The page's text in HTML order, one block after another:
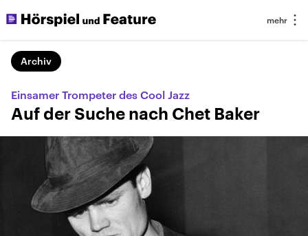
Archiv
Einsamer Trompeter des Cool Jazz
Auf der Suche nach Chet Baker